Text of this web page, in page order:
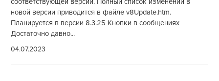
соответствующей версии. Полный список изменений в
новой версии приводится в файле v8Update.htm.
Планируется в версии 8.3.25 Кнопки в сообщениях
Достаточно давно...
04.07.2023